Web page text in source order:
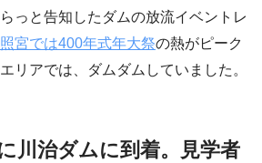
っと告知したダムの放流イベントレ
宮では400年式年大祭の熱がピーク
リアでは、ダムダムしていました。
川治ダムに到着。見学者